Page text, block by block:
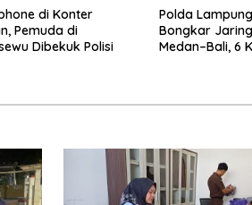
di Konter
Pemuda di
Dibekuk Polisi
Polda
Bongkar
Medan–Bali, 6